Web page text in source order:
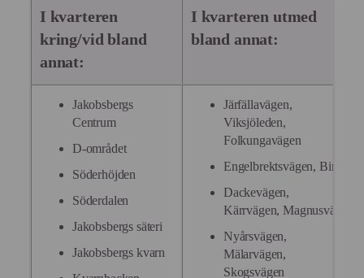
I kvarteren
kring/vid bland
annat:
I kvarteren utmed
bland annat:
Jakobsbergs
Centrum
D-området
Söderhöjden
Söderdalen
Jakobsbergs säteri
Jakobsbergs kvarn
Järfällavägen,
Viksjöleden,
Folkungavägen
Engelbrektsvägen,
Dackevägen,
Kärrvägen, Magnusvägen
Nyårsvägen,
Mälarvägen,
Skogsvägen